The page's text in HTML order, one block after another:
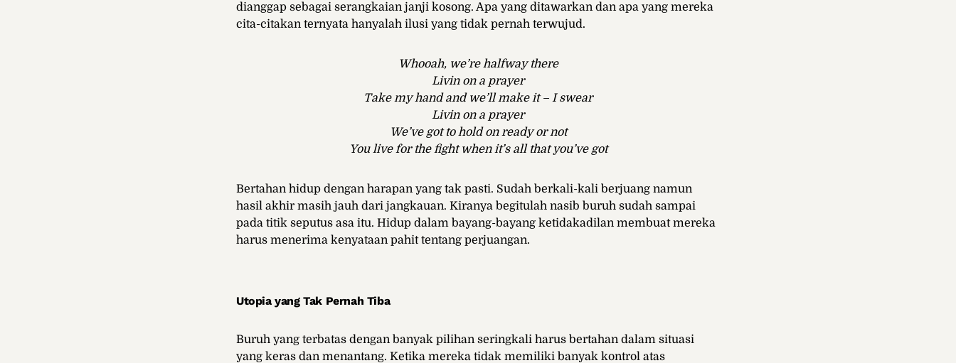
dianggap sebagai serangkaian janji kosong. Apa yang ditawarkan dan apa yang mereka
cita-citakan ternyata hanyalah ilusi yang tidak pernah terwujud.
Whooah, we’re halfway there
Livin on a prayer
Take my hand and we’ll make it – I swear
Livin on a prayer
We’ve got to hold on ready or not
You live for the fight when it’s all that you’ve got
Bertahan hidup dengan harapan yang tak pasti. Sudah berkali-kali berjuang namun
hasil akhir masih jauh dari jangkauan. Kiranya begitulah nasib buruh sudah sampai
pada titik seputus asa itu. Hidup dalam bayang-bayang ketidakadilan membuat mereka
harus menerima kenyataan pahit tentang perjuangan.
Utopia yang Tak Pernah Tiba
Buruh yang terbatas dengan banyak pilihan seringkali harus bertahan dalam situasi
yang keras dan menantang. Ketika mereka tidak memiliki banyak kontrol atas